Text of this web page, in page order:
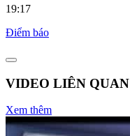
19:17
Điểm báo
VIDEO LIÊN QUAN
Xem thêm